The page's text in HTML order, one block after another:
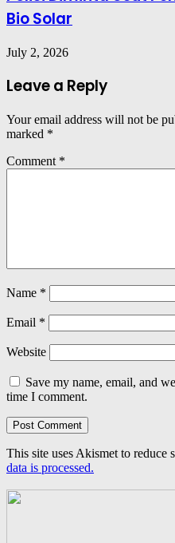
Bio Solar
July 2, 2026
Leave a Reply
Your email address will not be
marked *
Comment *
Name *
Email *
Website
Save my name, email, and
time I comment.
This site uses Akismet to reduce
data is processed.